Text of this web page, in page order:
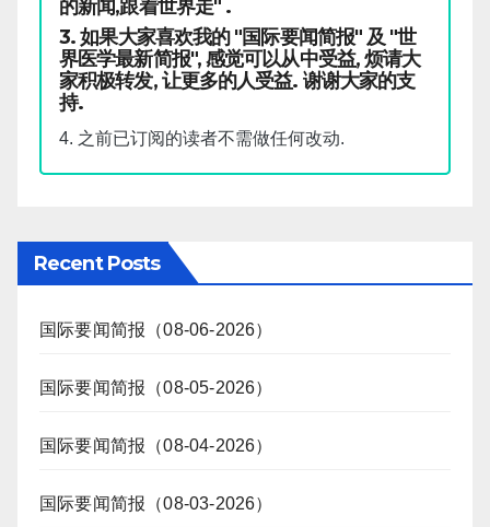
的新闻,跟着世界走" .
3. 如果大家喜欢我的 "国际要闻简报" 及 "世
界医学最新简报", 感觉可以从中受益, 烦请大
家积极转发, 让更多的人受益. 谢谢大家的支
持.
4. 之前已订阅的读者不需做任何改动.
Recent Posts
国际要闻简报（08-06-2026）
国际要闻简报（08-05-2026）
国际要闻简报（08-04-2026）
国际要闻简报（08-03-2026）